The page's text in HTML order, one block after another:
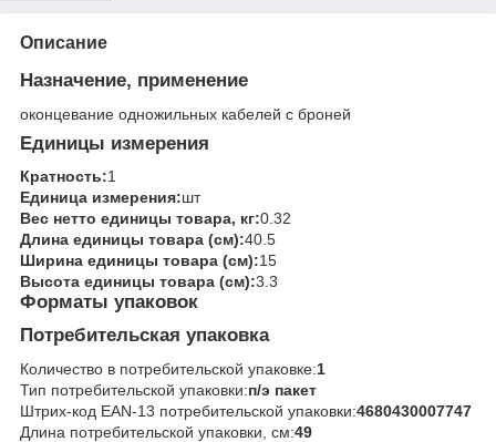
Описание
Назначение, применение
оконцевание одножильных кабелей с броней
Единицы измерения
Кратность:1
Единица измерения:шт
Вес нетто единицы товара, кг:0.32
Длина единицы товара (см):40.5
Ширина единицы товара (см):15
Высота единицы товара (см):3.3
Форматы упаковок
Потребительская упаковка
Количество в потребительской упаковке:1
Тип потребительской упаковки:п/э пакет
Штрих-код EAN-13 потребительской упаковки:4680430007747
Длина потребительской упаковки, см:49